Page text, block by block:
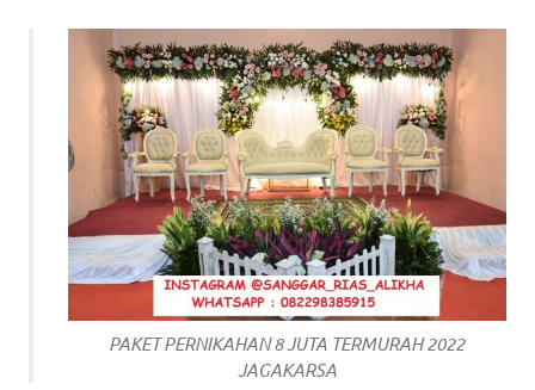
PAKET PERNIKAHAN 8 JUTA TERMURAH 2022
JAGAKARSA